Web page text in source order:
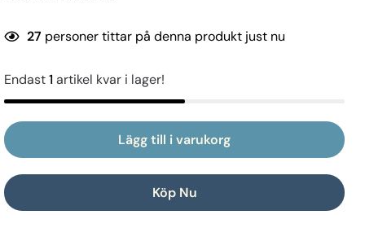
27 personer tittar på denna produkt just nu
Endast1 artikel kvar i lager!
Lägg till i varukorg
Köp Nu